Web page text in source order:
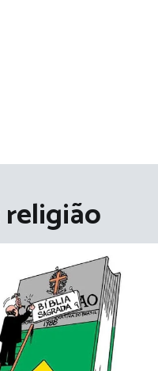
religião